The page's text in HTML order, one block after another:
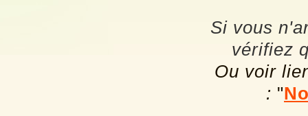
Si vous
vérifiez
Ou voir
: "